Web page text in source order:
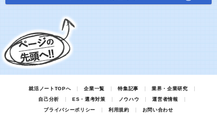
就活ノートTOPへ 企業一覧 特集記事
業界・企業研究
自己分析
ES・選考対策 ノウハウ
運営者情報
プライバシーポリシー
利用規約 お問い合わせ